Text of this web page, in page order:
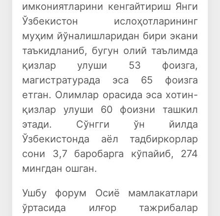
имкониятларини кенгайтириш Янги
Ўзбекистон ислоҳотларининг
муҳим йўналишларидан бири экани
таъкидланиб, бугун олий таълимда
қизлар улуши 53 фоизга,
магистратурада эса 65 фоизга
етган. Олимлар орасида эса хотин-
қизлар улуши 60 фоизни ташкил
этади. Сўнгги ўн йилда
Ўзбекистонда аёл тадбиркорлар
сони 3,7 баробарга кўпайиб, 274
мингдан ошган.
Ушбу форум Осиё мамлакатлари
ўртасида илғор тажрибалар